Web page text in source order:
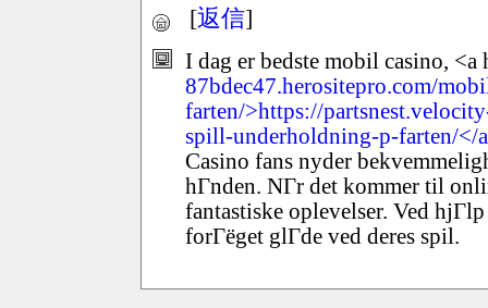
[返信]
I dag er bedste mobil casino, <a
87bdec47.herositepro.com/
farten/>https://
spill-underholdning-p-farten/</
Casino fans nyder
hГnden. NГr det kommer til
fantastiske oplevelser. Ved
forГёget glГde ved deres spil.